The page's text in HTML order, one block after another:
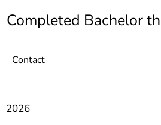
Informationen
Completed Bachelor
Contact
2026